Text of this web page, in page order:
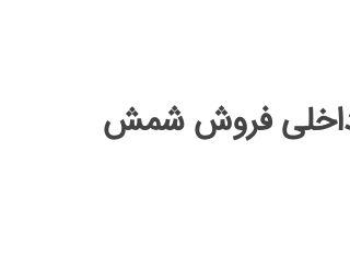
داخلی فروش شمش